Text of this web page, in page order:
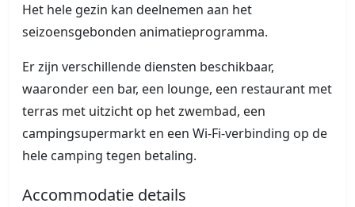
Het hele gezin kan deelnemen aan het
seizoensgebonden animatieprogramma.
Er zijn verschillende diensten beschikbaar,
waaronder een bar, een lounge, een restaurant met
terras met uitzicht op het zwembad, een
campingsupermarkt en een Wi-Fi-verbinding op de
hele camping tegen betaling.
Accommodatie details